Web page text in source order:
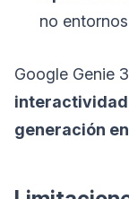
no
Google Genie
generación